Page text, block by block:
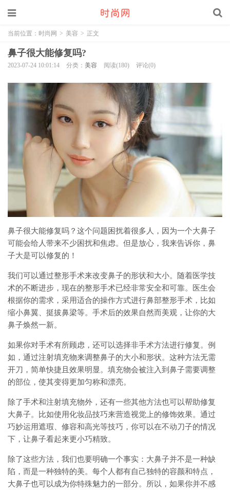
当前位置： 时尚网 > 美容 > 正文
鼻子很大能修复吗?
2023-07-24 10:01:14 分类： 美容 阅读(180) 评论(0)
鼻子很大能修复吗？这个问题困扰着很多人，因为一个大鼻子
可能会给人带来不少困扰和焦虑。但是放心，我来告诉你，鼻
子大是可以修复的！
我们可以通过整形手术来改变鼻子的形状和大小。随着医学技
术的不断进步，现在的整形手术已经非常安全和可靠。医生会
根据你的需求，采用适合的操作方式进行鼻部整形手术，比如
缩小鼻翼、挺拔鼻梁等。手术后的效果自然而美观，让你的大
鼻子焕然一新。
如果你对手术有所顾虑，还可以选择非手术方法进行修复。例
如，通过注射填充物来调整鼻子的大小和形状。这种方法无需
开刀，简单快捷且效果明显。填充物会被注入到鼻子需要调整
的部位，使其变得更加匀称和漂亮。
除了手术和注射填充物外，还有一些其他方法也可以帮助修复
大鼻子。比如使用化妆品技巧来营造视觉上的修饰效果。通过
巧妙运用遮瑕、修容和高光等技巧，你可以在不动刀子的情况
下，让鼻子看起来更小巧精致。
除了这些方法，我们也要明确一个事实：大鼻子并不是一种缺
陷，而是一种独特的美。每个人都有自己独特的容颜和特点，
大鼻子也可以成为你特殊魅力的一部分。所以，如果你并不感